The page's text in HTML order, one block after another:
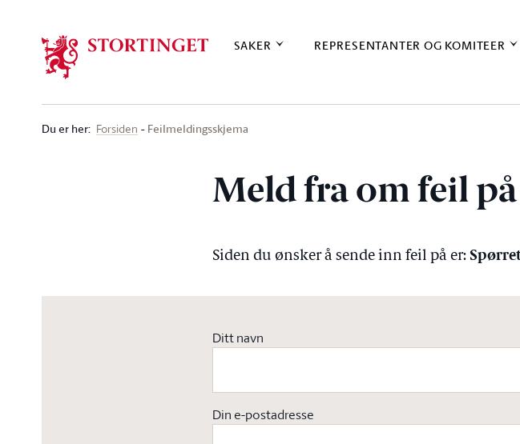
SAKER REPRESENTANTER OG KOMITEER
Du er her: Forsiden Feilmeldingsskjema
Meld fra om feil
Siden du ønsker å sende inn feil på er:
Ditt navn
Din e-postadresse